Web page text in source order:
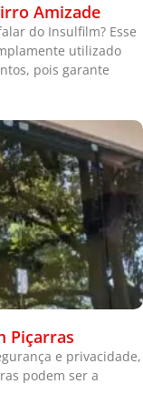
Amizade
do Insulfilm? Esse
utilizado
pois garante
Piçarras
e privacidade,
podem ser a